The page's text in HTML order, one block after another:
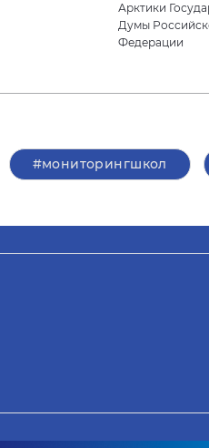
Арктики
Думы
Федерации
#мониторингшкол